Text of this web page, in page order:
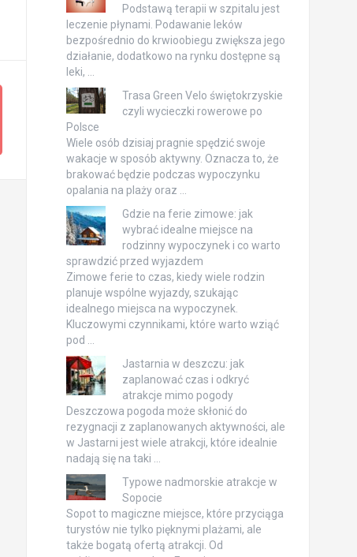
Podstawą terapii w szpitalu jest
leczenie płynami. Podawanie leków
bezpośrednio do krwioobiegu zwiększa jego
działanie, dodatkowo na rynku dostępne są
leki, …
Trasa Green Velo świętokrzyskie
czyli wycieczki rowerowe po
Polsce
Wiele osób dzisiaj pragnie spędzić swoje
wakacje w sposób aktywny. Oznacza to, że
brakować będzie podczas wypoczynku
opalania na plaży oraz …
Gdzie na ferie zimowe: jak
wybrać idealne miejsce na
rodzinny wypoczynek i co warto
sprawdzić przed wyjazdem
Zimowe ferie to czas, kiedy wiele rodzin
planuje wspólne wyjazdy, szukając
idealnego miejsca na wypoczynek.
Kluczowymi czynnikami, które warto wziąć
pod …
Jastarnia w deszczu: jak
zaplanować czas i odkryć
atrakcje mimo pogody
Deszczowa pogoda może skłonić do
rezygnacji z zaplanowanych aktywności, ale
w Jastarni jest wiele atrakcji, które idealnie
nadają się na taki …
Typowe nadmorskie atrakcje w
Sopocie
Sopot to magiczne miejsce, które przyciąga
turystów nie tylko pięknymi plażami, ale
także bogatą ofertą atrakcji. Od